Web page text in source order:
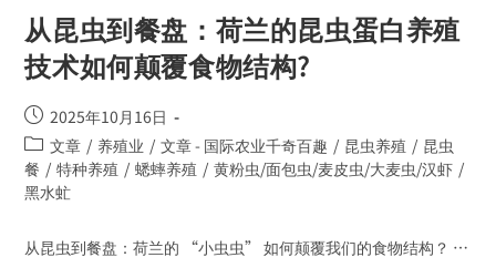
从昆虫到餐盘：荷兰的昆虫蛋白养殖
技术如何颠覆食物结构?
2025年10月16日
文章 / 养殖业 / 文章 - 国际农业千奇百趣 / 昆虫养殖 / 昆虫
餐 / 特种养殖 / 蟋蟀养殖 / 黄粉虫/面包虫/麦皮虫/大麦虫/汉虾 /
黑水虻
从昆虫到餐盘：荷兰的 “小虫虫” 如何颠覆我们的食物结构？ …